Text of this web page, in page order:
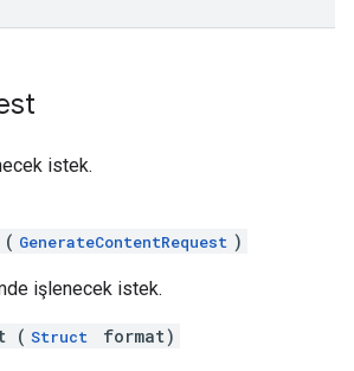
istek.
( GenerateContentRequest )
işlenecek istek.
( Struct format)